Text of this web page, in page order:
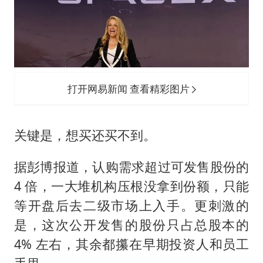
打开网易新闻 查看精彩图片
关键是，想买还买不到。
据彭博报道，认购需求超过可发售股份的
4 倍，一大堆机构压根没拿到份额，只能
等开盘后去二级市场上入手。更刺激的
是，这次公开发售的股份只占总股本的
4% 左右，其余都攥在早期投资人和员工